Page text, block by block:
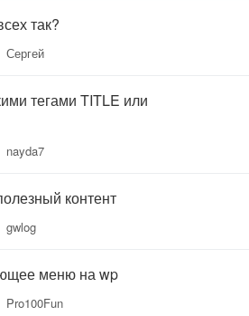
так?
Сергей
тегами TITLE или
nayda7
контент
gwlog
меню на wp
Pro100Fun